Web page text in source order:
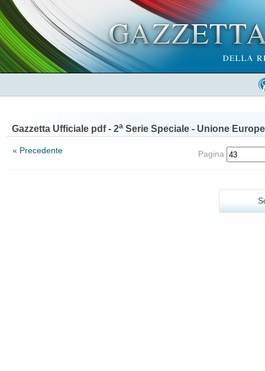
Gazzetta Ufficiale pdf - 2a Serie Speciale - Unione
« Precedente Pagina